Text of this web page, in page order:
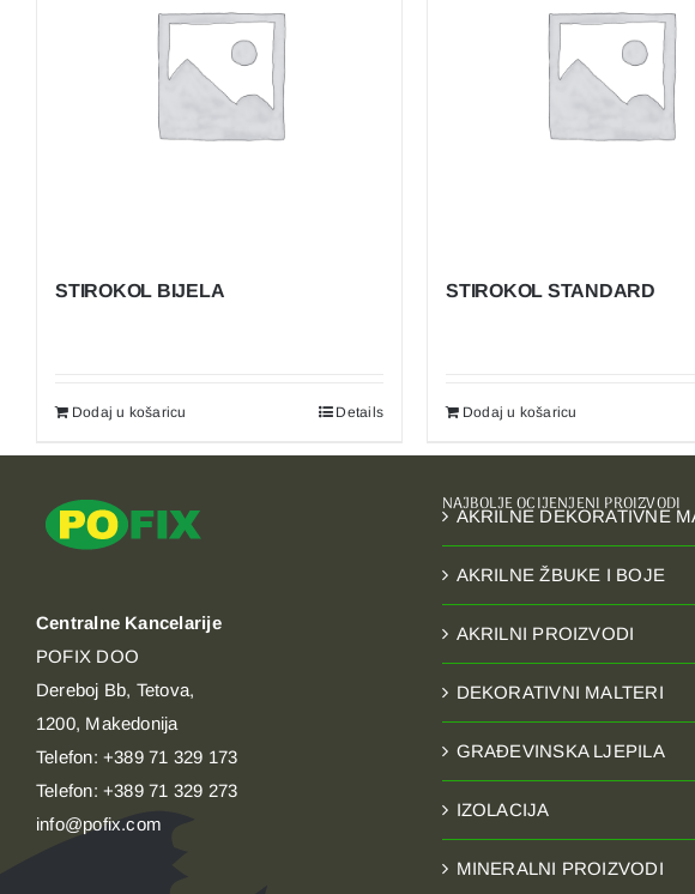
STIROKOL BIJELA
Dodaj u košaricu Details
STIROKOL STANDARD
Dodaj u košaricu
Centralne Kancelarije
POFIX DOO
Dereboj Bb, Tetova,
1200, Makedonija
Telefon: +389 71 329 173
Telefon: +389 71 329 273
info@pofix.com
NAJBOLJE OCIJENJENI PROIZVODI
AKRILNE DEKORATIVNE
AKRILNE ŽBUKE I BOJE
AKRILNI PROIZVODI
DEKORATIVNI MALTERI
GRAĐEVINSKA LJEPILA
IZOLACIJA
MINERALNI PROIZVODI